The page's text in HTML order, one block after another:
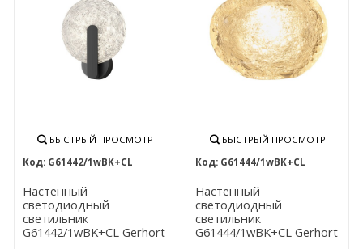
БЫСТРЫЙ ПРОСМОТР
G61442/1wBK+CL
Настенный
светодиодный
светильник
G61442/1wBK+CL Gerhort
БЫСТРЫЙ ПРОСМОТР
G61444/1wBK+CL
Настенный
светодиодный
светильник
G61444/1wBK+CL Gerhort